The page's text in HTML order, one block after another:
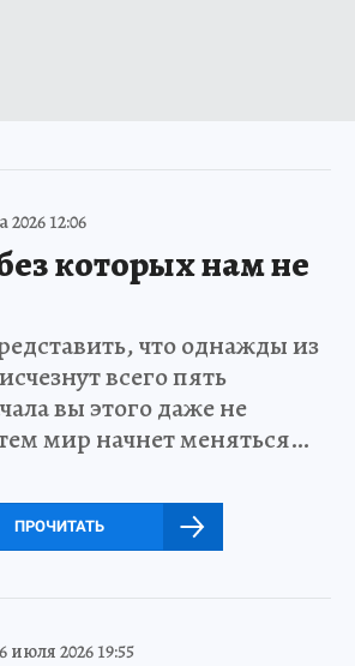
2026 12:06
которых нам не
что однажды из
всего пять
вы этого даже не
мир начнет меняться…
ПРОЧИТАТЬ
6 июля 2026 19:55